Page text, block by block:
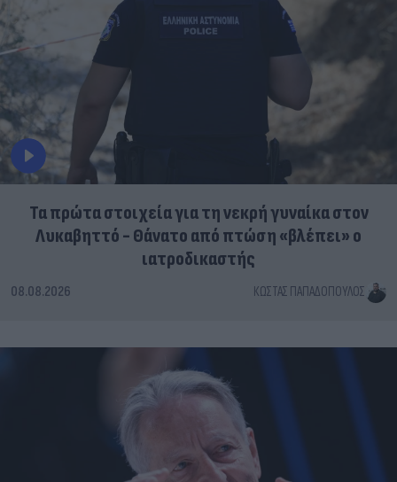
Τα πρώτα στοιχεία για τη νεκρή γυναίκα στον
Λυκαβηττό - Θάνατο από πτώση «βλέπει» ο
ιατροδικαστής
08.08.2026 ΚΏΣΤΑΣ ΠΑΠΑΔΌΠΟΥΛΟΣ